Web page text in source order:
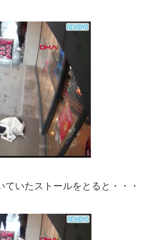
いたストールをとると・・・